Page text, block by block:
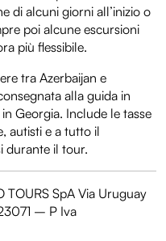
di alcuni giorni all’inizio o
poi alcune escursioni
più flessibile.
tra Azerbaijan e
alla guida in
Georgia. Include le tasse
autisti e a tutto il
durante il tour.
TOURS SpA Via Uruguay
– P Iva